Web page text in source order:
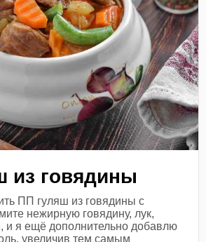
из говядины
ПП гуляш из говядины с
нежирную говядину, лук,
и я ещё дополнительно добавлю
увеличив тем самым